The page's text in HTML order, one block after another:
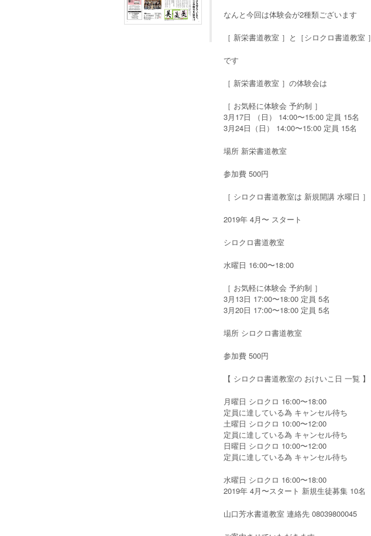
なんと今回は体験会が2種類ございます
［ 新栄書道教室 ］と［シロクロ書道教室 ］
です
［ 新栄書道教室 ］の体験会は
［ お気軽に体験会 予約制 ］
3月17日 （日） 14:00〜15:00 定員 15名
3月24日（日） 14:00〜15:00 定員 15名
場所 新栄書道教室
参加費 500円
［ シロクロ書道教室は 新規開講 水曜日 ］
2019年 4月〜 スタート
シロクロ書道教室
水曜日 16:00〜18:00
［ お気軽に体験会 予約制 ］
3月13日 17:00〜18:00 定員 5名
3月20日 17:00〜18:00 定員 5名
場所 シロクロ書道教室
参加費 500円
【 シロクロ書道教室の おけいこ日 一覧 】
月曜日 シロクロ 16:00〜18:00
定員に達している為 キャンセル待ち
土曜日 シロクロ 10:00〜12:00
定員に達している為 キャンセル待ち
日曜日 シロクロ 10:00〜12:00
定員に達している為 キャンセル待ち
水曜日 シロクロ 16:00〜18:00
2019年 4月〜スタート 新規生徒募集 10名
山口芳水書道教室 連絡先 08039800045